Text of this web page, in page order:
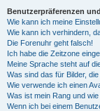
Benutzerpräferenzen
Wie kann ich meine
Wie kann ich verhindern,
Die Forenuhr geht falsch!
Ich habe die Zeitzone
Meine Sprache steht auf
Was sind das für Bilder,
Wie verwende ich einen
Was ist mein Rang und
Wenn ich bei einem